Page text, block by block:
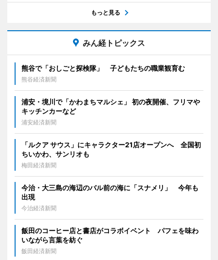
もっと見る
みん経トピックス
熊谷で「おしごと探検隊」 子どもたちの職業観育む
熊谷経済新聞
浦安・境川で「かわまちマルシェ」 初の夜開催、フリマや
キッチンカーなど
浦安経済新聞
「ルクア サウス」にキャラクター21店オープンへ 全国初
ちいかわ、サンリオも
梅田経済新聞
今治・大三島の海辺のバル前の海に「スナメリ」 今年も
出現
今治経済新聞
飯田のコーヒー店と書店がコラボイベント パフェを味わ
いながら言葉を紡ぐ
飯田経済新聞